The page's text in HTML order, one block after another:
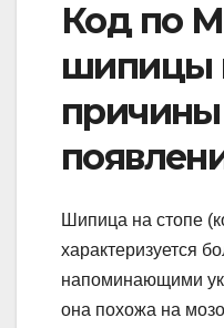
Код по
шипицы
Шипица на стопе
характеризуется
напоминающими
она похожа на